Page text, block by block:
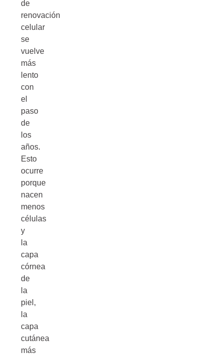
de
renovación
celular
se
vuelve
más
lento
con
el
paso
de
los
años.
Esto
ocurre
porque
nacen
menos
células
y
la
capa
córnea
de
la
piel,
la
capa
cutánea
más